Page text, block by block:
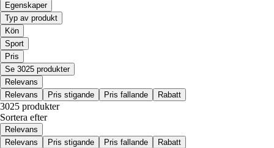
Egenskaper
Typ av produkt
Kön
Sport
Pris
Se 3025 produkter
Relevans
Relevans
Pris stigande Pris fallande Rabatt
3025 produkter
Sortera efter
Relevans
Relevans
Pris stigande Pris fallande Rabatt